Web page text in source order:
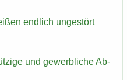
end­lich un­ge­stört
und ge­werb­li­che Ab­